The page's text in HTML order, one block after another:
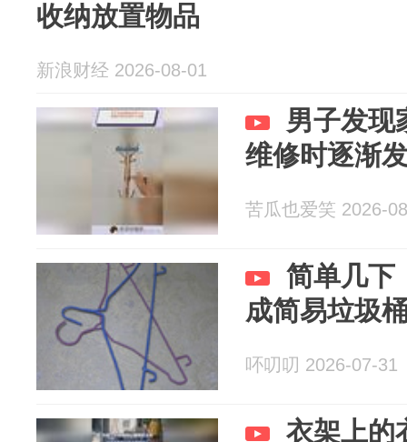
收纳放置物品
新浪财经 2026-08-01
男子发现
维修时逐渐
苦瓜也爱笑 2026-
简单几下
成简易垃圾
吥叨叨 2026-07-31
衣架上的